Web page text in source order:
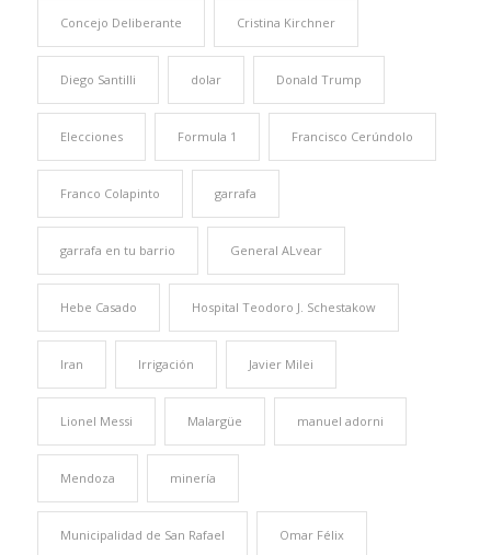
Concejo Deliberante Cristina Kirchner
Diego Santilli dolar Donald Trump
Elecciones Formula 1 Francisco Cerúndolo
Franco Colapinto garrafa
garrafa en tu barrio General ALvear
Hebe Casado Hospital Teodoro J. Schestakow
Iran Irrigación Javier Milei
Lionel Messi Malargüe manuel adorni
Mendoza minería
Municipalidad de San Rafael Omar Félix